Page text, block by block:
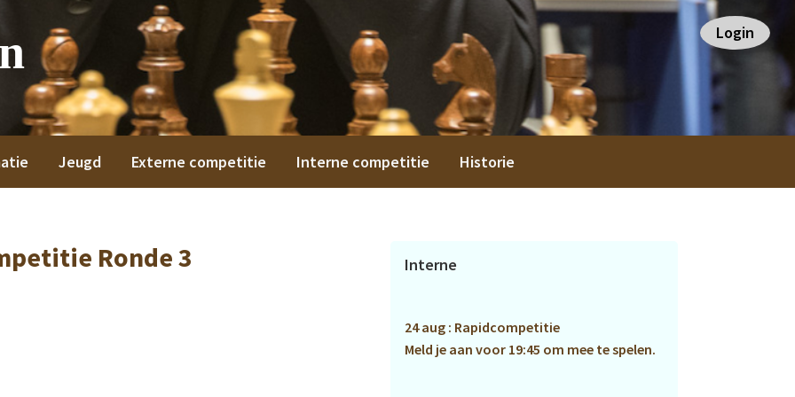
Login
Jeugd Externe competitie Interne competitie Historie
Ronde 3
Primaire
Interne
24 aug : Rapidcompetitie
Meld je aan voor 19:45 om mee te spelen.